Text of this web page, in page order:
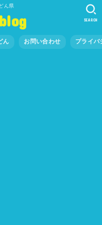
ん県
ん お問い合わせ プライバ
SEARCH